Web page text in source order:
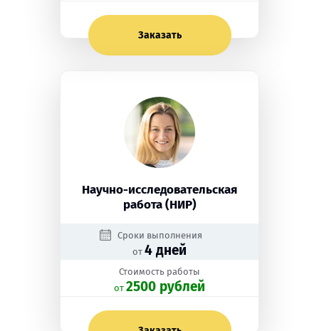
Заказать
Научно-исследовательская
работа (НИР)
Сроки выполнения
от 4 дней
Стоимость работы
oт 2500 рублей